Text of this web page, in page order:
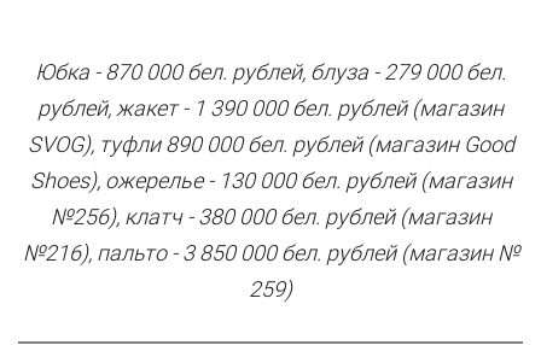
Юбка - 870 000 бел. рублей, блуза - 279 000 бел.
рублей, жакет - 1 390 000 бел. рублей (магазин
SVOG), туфли 890 000 бел. рублей (магазин Good
Shoes), ожерелье - 130 000 бел. рублей (магазин
№256), клатч - 380 000 бел. рублей (магазин
№216), пальто - 3 850 000 бел. рублей (магазин №
259)